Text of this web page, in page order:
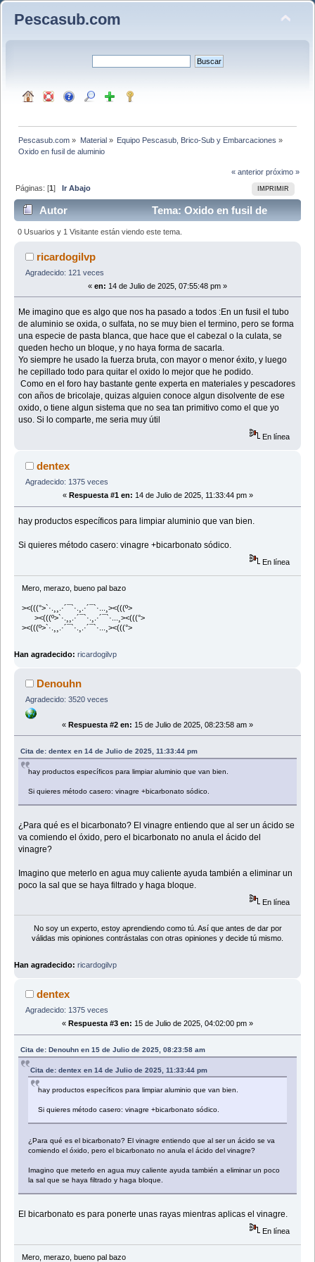
Pescasub.com
Pescasub.com » Material» Equipo Pescasub, Brico-Sub y Embarcaciones »
Oxido en fusil de aluminio
« anterior próximo »
IMPRIMIR
Páginas: [1]Ir Abajo
Autor
Tema: Oxido en fusil de
aluminio (Leído 2419 veces)
0 Usuarios y 1 Visitante están viendo este tema.
ricardogilvp
Agradecido: 121 veces
« en: 14 de Julio de 2025, 07:55:48 pm »
Me imagino que es algo que nos ha pasado a todos :En un fusil el tubo
de aluminio se oxida, o sulfata, no se muy bien el termino, pero se forma
una especie de pasta blanca, que hace que el cabezal o la culata, se
queden hecho un bloque, y no haya forma de sacarla.
Yo siempre he usado la fuerza bruta, con mayor o menor éxito, y luego
he cepillado todo para quitar el oxido lo mejor que he podido.
Como en el foro hay bastante gente experta en materiales y pescadores
con años de bricolaje, quizas alguien conoce algun disolvente de ese
oxido, o tiene algun sistema que no sea tan primitivo como el que yo
uso. Si lo comparte, me seria muy útil
En línea
dentex
Agradecido: 1375 veces
« Respuesta #1 en: 14 de Julio de 2025, 11:33:44 pm »
hay productos específicos para limpiar aluminio que van bien.
Si quieres método casero: vinagre +bicarbonato sódico.
En línea
Mero, merazo, bueno pal bazo
><(((°>`·.¸¸.·´¯`·.¸.·´¯`·...¸><(((º>
><(((º>`·.¸¸.·´¯`·.¸.·´¯`·...¸><(((°>
><(((º>`·.¸¸.·´¯`·.¸.·´¯`·...¸><(((°>
Han agradecido: ricardogilvp
Denouhn
Agradecido: 3520 veces
« Respuesta #2 en: 15 de Julio de 2025, 08:23:58 am »
Cita de: dentex en 14 de Julio de 2025, 11:33:44 pm
hay productos específicos para limpiar aluminio que van bien.
Si quieres método casero: vinagre +bicarbonato sódico.
¿Para qué es el bicarbonato? El vinagre entiendo que al ser un ácido se
va comiendo el óxido, pero el bicarbonato no anula el ácido del
vinagre?
Imagino que meterlo en agua muy caliente ayuda también a eliminar un
poco la sal que se haya filtrado y haga bloque.
En línea
No soy un experto, estoy aprendiendo como tú. Así que antes de dar por
válidas mis opiniones contrástalas con otras opiniones y decide tú mismo.
Han agradecido: ricardogilvp
dentex
Agradecido: 1375 veces
« Respuesta #3 en: 15 de Julio de 2025, 04:02:00 pm »
Cita de: Denouhn en 15 de Julio de 2025, 08:23:58 am
Cita de: dentex en 14 de Julio de 2025, 11:33:44 pm
hay productos específicos para limpiar aluminio que van bien.
Si quieres método casero: vinagre +bicarbonato sódico.
¿Para qué es el bicarbonato? El vinagre entiendo que al ser un ácido se va
comiendo el óxido, pero el bicarbonato no anula el ácido del vinagre?
Imagino que meterlo en agua muy caliente ayuda también a eliminar un poco
la sal que se haya filtrado y haga bloque.
El bicarbonato es para ponerte unas rayas mientras aplicas el vinagre.
En línea
Mero, merazo, bueno pal bazo